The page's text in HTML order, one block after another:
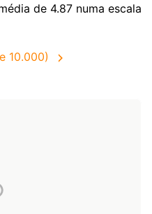
de 4.87 numa escala
10.000)